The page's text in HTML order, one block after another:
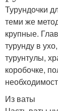
Турундочки
теми же
крупные.
турунду в
турунтулы,
коробочке,
Из ваты